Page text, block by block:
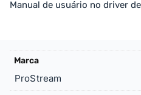
Manual de usuário no driver
Marca
ProStream